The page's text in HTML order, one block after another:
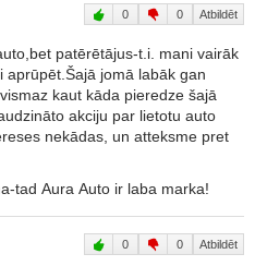
0 0 Atbildēt
patērētājus-t.i. mani vairāk
aprūpēt.Šajā jomā labāk gan
kaut kāda pieredze šajā
akciju par lietotu auto
nekādas, un atteksme pret
tad Aura Auto ir laba marka!
0 0 Atbildēt